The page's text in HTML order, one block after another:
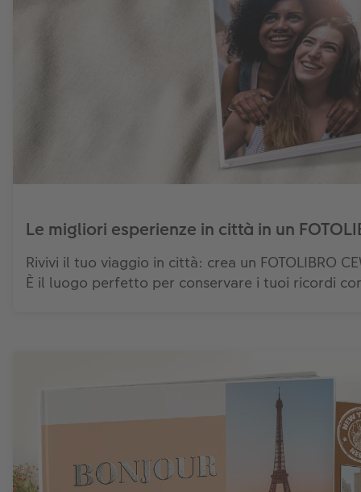
Le migliori esperienze in città in un
Rivivi il tuo viaggio in città: crea un FOTOLIBRO
È il luogo perfetto per conservare i tuoi ricordi